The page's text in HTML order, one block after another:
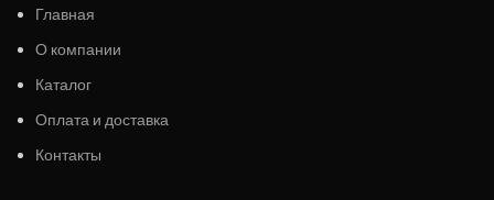
Главная
О компании
Каталог
Оплата и доставка
Контакты